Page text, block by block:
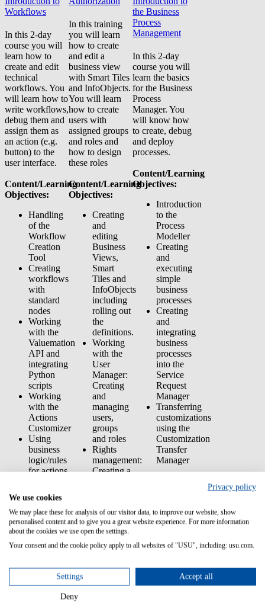
Workflows
In this 2-day
course you will
learn how to
create and edit
technical
workflows. You
will learn how to
write workflows,
debug them and
assign them as
an action (e.g.
button) to the
user interface.
Content/Learning
Objectives:
Handling
of the
Workflow
Creation
Tool
Creating
workflows
with
standard
nodes
Working
with the
Valuemation
API and
integrating
Python
scripts
Working
with the
Actions
Customizer
Using
business
logic/rules
for actions
workflows
Transferring
customizations
using the
Customization
Transfer
knowledge:
In this training
you will learn
how to create
and edit a
business view
with Smart Tiles
and InfoObjects.
You will learn
how to create
users with
assigned groups
and roles and
how to design
these roles
Content/Learning
Objectives:
Creating
and
editing
Business
Views,
Smart
Tiles and
InfoObjects
including
rolling out
the
definitions.
Working
with the
User
Manager:
Creating
and
managing
users,
groups
and roles
Rights
management:
Creating a
multiple
roles
Transferring
customizations
Customization
Manager
the Business
Process
Management
In this 2-day
course you will
learn the basics
for the Business
Process
Manager. You
will know how
to create, debug
and deploy
processes.
Content/Learning
Objectives:
Introduction
to the
Process
Modeller
Creating
and
executing
simple
business
processes
Creating
and
integrating
business
processes
into the
Service
Request
Manager
Transferring
customizations
using the
Customization
Transfer
Manager
Participation
in training
Admin:
knowledge
of
Privacy policy
We use cookies
We may place these for analysis of our visitor data, to improve our website, show
personalised content and to give you a great website experience. For more information
about the cookies we use open the settings.
Your consent and the cookie policy apply to all websites of "USU", including: usu.com.
Settings Accept all
Deny